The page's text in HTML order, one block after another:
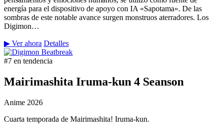
energía para el dispositivo de apoyo con IA «Sapotama». De las
sombras de este notable avance surgen monstruos aterradores. Los
Digimon…
▶ Ver ahora Detalles
#7 en tendencia
Mairimashita Iruma-kun 4 Seanson
Anime 2026
Cuarta temporada de Mairimashita! Iruma-kun.